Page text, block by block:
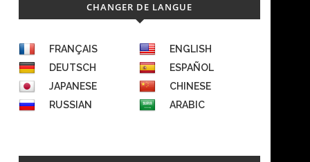
CHANGER DE LANGUE
FRANÇAIS
ENGLISH
DEUTSCH
ESPAÑOL
JAPANESE
CHINESE
RUSSIAN
ARABIC